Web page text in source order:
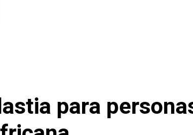
para